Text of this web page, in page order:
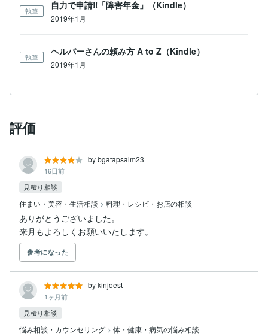
執筆
自力で申請‼「障害年金」（Kindle）
2019年1月
執筆
ヘルパーさんの頼み方 A to Z（Kindle）
2019年1月
評価
by bgatapsalm23
16日前
見積り相談
住まい・美容・生活相談 > 料理・レシピ・お店の相談
ありがとうございました。
来月もよろしくお願いいたします。
参考になった
by kinjoest
1ヶ月前
見積り相談
悩み相談・カウンセリング > 体・健康・病気の悩み相談